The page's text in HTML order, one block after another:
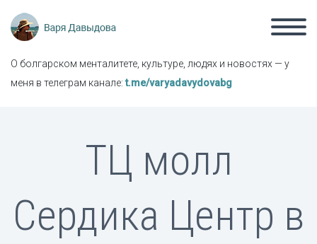
О болгарском менталитете, культуре, людях и новостях — у
меня в телеграм канале:t.me/varyadavydovabg
ТЦ молл
Сердика Центр в